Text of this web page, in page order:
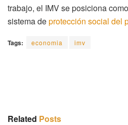
trabajo, el IMV se posiciona
sistema deprotección social del
Tags: economia imv
Related Posts